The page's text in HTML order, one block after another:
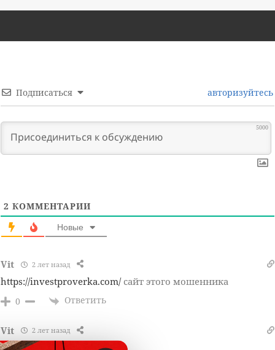
Подписаться авторизуйтесь
5000
2 КОММЕНТАРИИ
Новые
Vit 2 лет назад
https://investproverka.com/ сайт этого мошенника
0 Ответить
Vit 2 лет назад
мошенники, канал ютуб